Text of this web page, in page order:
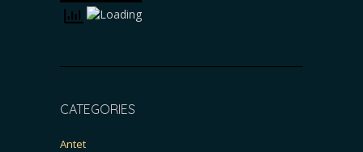
CATEGORIES
Antet